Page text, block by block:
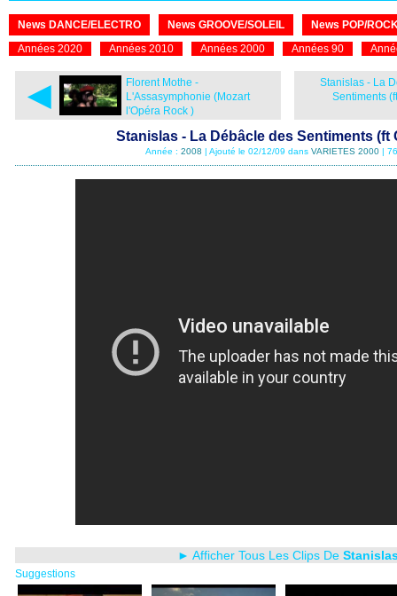
News DANCE/ELECTRO News GROOVE/SOLEIL
News POP/
Années 2020
Années 2010 Années 2000 Années 90
◄
Florent Mothe -
L'Assasymphonie (Mozart
l'Opéra Rock )
Stanislas - La
Sentiments
Stanislas - La Débâcle des Sentiments (ft
Année : 2008 | Ajouté le 02/12/09 dans VARIETES 2000|
► Afficher Tous Les Clips De
Suggestions